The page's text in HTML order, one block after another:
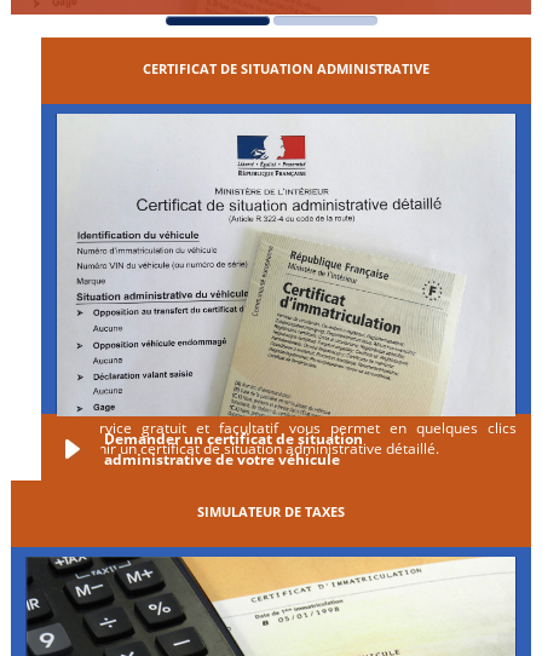
CERTIFICAT DE SITUATION ADMINISTRATIVE
Ce service gratuit et facultatif vous permet en quelques clics
d'obtenir un certificat de situation administrative détaillé.
Demander un certificat de situation
administrative de votre véhicule
SIMULATEUR DE TAXES